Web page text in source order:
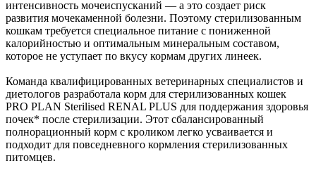
интенсивность мочеиспусканий — а это создает риск
развития мочекаменной болезни. Поэтому стерилизованным
кошкам требуется специальное питание с пониженной
калорийностью и оптимальным минеральным составом,
которое не уступает по вкусу кормам других линеек.
Команда квалифицированных ветеринарных специалистов и
диетологов разработала корм для стерилизованных кошек
PRO PLAN Sterilised RENAL PLUS для поддержания здоровья
почек* после стерилизации. Этот сбалансированный
полнорационный корм с кроликом легко усваивается и
подходит для повседневного кормления стерилизованных
питомцев.